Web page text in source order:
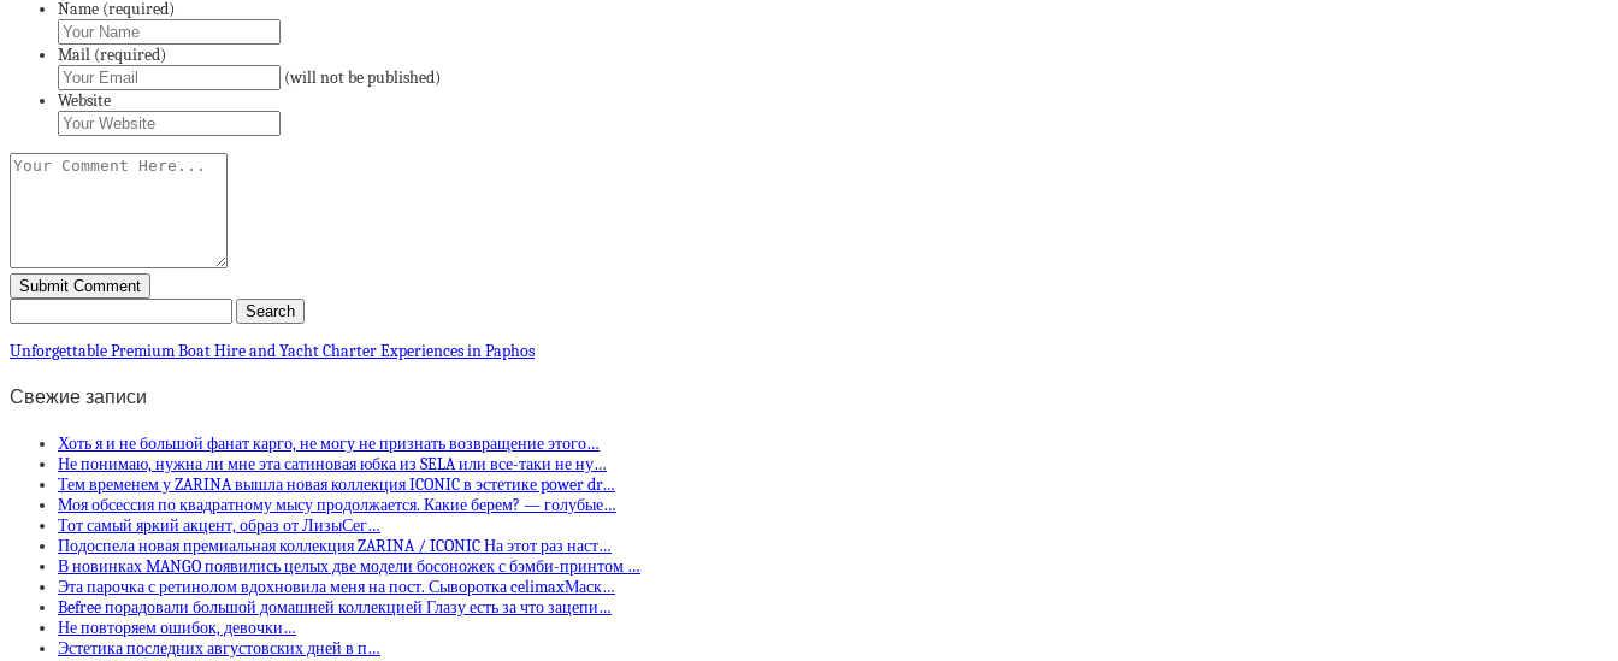
Name (required)
Mail (required)
(will not be published)
Website
Unforgettable Premium Boat Hire and Yacht Charter Experiences in Paphos
Свежие записи
Хоть я и не большой фанат карго, не могу не признать возвращение этого…
Не понимаю, нужна ли мне эта сатиновая юбка из SELA или все-таки не ну…
Тем временем у ZARINA вышла новая коллекция ICONIC в эстетике power dr…
Моя обсессия по квадратному мысу продолжается. Какие берем? — голубые…
Тот самый яркий акцент, образ от ЛизыСег…
Подоспела новая премиальная коллекция ZARINA / ICONIC На этот раз наст…
В новинках MANGO появились целых две модели босоножек с бэмби-принтом …
Эта парочка с ретинолом вдохновила меня на пост. Сыворотка celimaxМаск…
Befree порадовали большой домашней коллекцией Глазу есть за что зацепи…
Не повторяем ошибок, девочки…
Эстетика последних августовских дней в п…